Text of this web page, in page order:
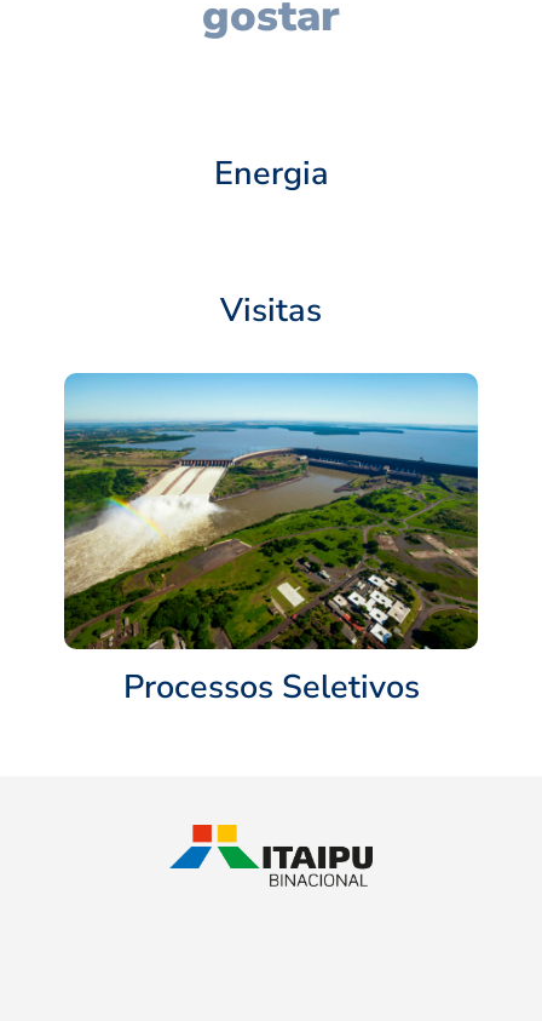
gostar
Energia
Visitas
Processos Seletivos